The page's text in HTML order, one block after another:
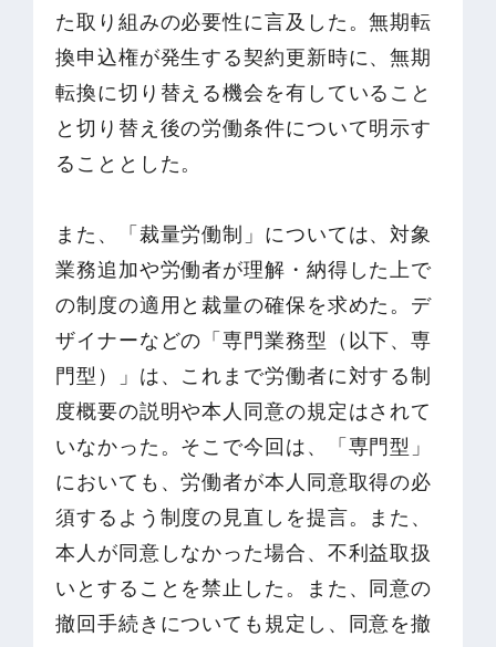
た取り組みの必要性に言及した。無期転
換申込権が発生する契約更新時に、無期
転換に切り替える機会を有していること
と切り替え後の労働条件について明示す
ることとした。
また、「裁量労働制」については、対象
業務追加や労働者が理解・納得した上で
の制度の適用と裁量の確保を求めた。デ
ザイナーなどの「専門業務型（以下、専
門型）」は、これまで労働者に対する制
度概要の説明や本人同意の規定はされて
いなかった。そこで今回は、「専門型」
においても、労働者が本人同意取得の必
須するよう制度の見直しを提言。また、
本人が同意しなかった場合、不利益取扱
いとすることを禁止した。また、同意の
撤回手続きについても規定し、同意を撤